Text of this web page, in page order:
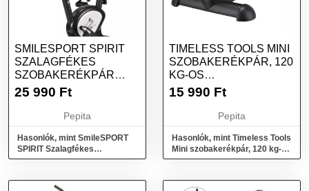
SMILESPORT SPIRIT
SZALAGFÉKES
SZOBAKERÉKPÁR
KIJELZŐVEL - FEKETE-
25 990 Ft
Pepita
Hasonlók, mint SmileSPORT
SPIRIT Szalagfékes
Szobakerékpár kijelzővel -
TIMELESS TOOLS MINI
SZOBAKERÉKPÁR, 120
KG-OS
TEHERBÍRÁSSAL,
15 990 Ft
Pepita
Hasonlók, mint Timeless Tools
Mini szobakerékpár, 120 kg-os
teherbírással, fekete